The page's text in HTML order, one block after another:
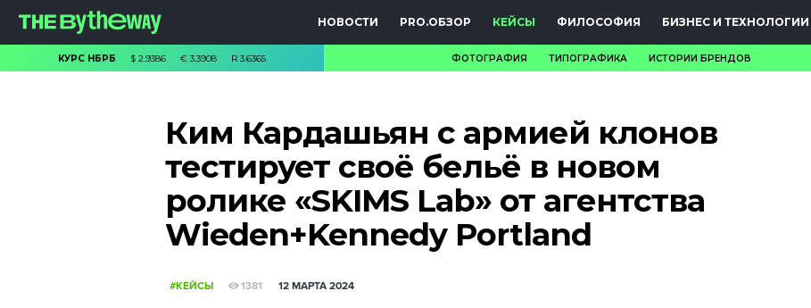
НОВОСТИ PRO.ОБЗОР КЕЙСЫ ФИЛОСОФИЯ БИЗНЕС И ТЕХНОЛОГИИ
КУРС НБРБ $2.9386 € 3.3908 R3.6365 ФОТОГРАФИЯ ТИПОГРАФИКА ИСТОРИИ БРЕНДОВ
Ким Кардашьян с армией клонов
тестирует своё бельё в новом
ролике «SKIMS Lab» от агентства
Wieden+Kennedy Portland
#КЕЙСЫ 1381 12 МАРТА 2024
PRO.ОБЗОР
КЕЙСЫ
ФИЛОСОФИЯ